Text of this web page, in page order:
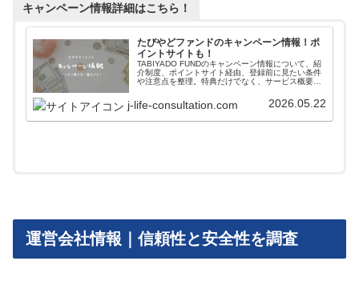
キャンペーン情報詳細はこちら！
たびやどファンドのキャンペーン情報！ポ
イントサイトも！
TABIYADO FUNDのキャンペーン情報について、紹
介制度、ポイントサイト経由、登録前に見たい条件
や注意点を整理。特典だけでなく、サービス概要と
も踏まえ、最終条件は公式情報で確認しましょう。
j-life-consultation.com 2026.05.22
運営会社情報｜信頼性と安全性を調査